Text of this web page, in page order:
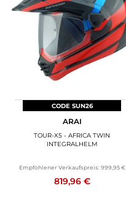
CODE SUN26
ARAI
TOUR-X5 - AFRICA TWIN
INTEGRALHELM
Empfohlener Verkaufspreis: 999,95 €
819,96 €